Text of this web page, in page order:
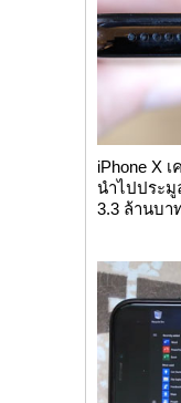
iPhone X
นำไปประมู
3.3 ล้านบา